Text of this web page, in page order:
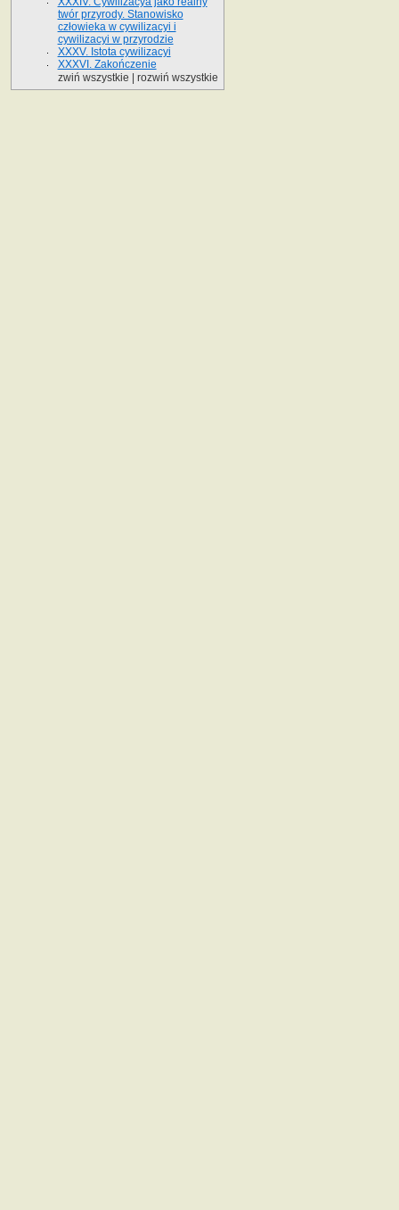
twór przyrody. Stanowisko
człowieka w cywilizacyi i
cywilizacyi w przyrodzie
XXXV. Istota cywilizacyi
XXXVI. Zakończenie
zwiń wszystkie
rozwiń wszystkie